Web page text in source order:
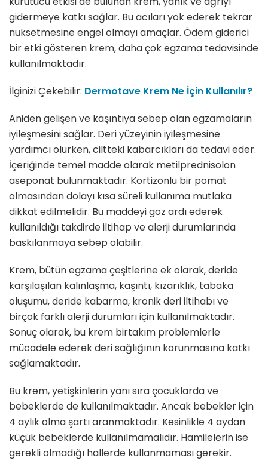
gidermeye katkı sağlar. Bu acıları yok ederek tekrar
nüksetmesine engel olmayı amaçlar. Ödem giderici
bir etki gösteren krem, daha çok egzama tedavisinde
kullanılmaktadır.
İlginizi Çekebilir: Dermotave Krem Ne İçin Kullanılır?
Aniden gelişen ve kaşıntıya sebep olan egzamaların
iyileşmesini sağlar. Deri yüzeyinin iyileşmesine
yardımcı olurken, ciltteki kabarcıkları da tedavi eder.
İçeriğinde temel madde olarak metilprednisolon
aseponat bulunmaktadır. Kortizonlu bir pomat
olmasından dolayı kısa süreli kullanıma mutlaka
dikkat edilmelidir. Bu maddeyi göz ardı ederek
kullanıldığı takdirde iltihap ve alerji durumlarında
baskılanmaya sebep olabilir.
Krem, bütün egzama çeşitlerine ek olarak, deride
karşılaşılan kalınlaşma, kaşıntı, kızarıklık, tabaka
oluşumu, deride kabarma, kronik deri iltihabı ve
birçok farklı alerji durumları için kullanılmaktadır.
Sonuç olarak, bu krem birtakım problemlerle
mücadele ederek deri sağlığının korunmasına katkı
sağlamaktadır.
Bu krem, yetişkinlerin yanı sıra çocuklarda ve
bebeklerde de kullanılmaktadır. Ancak bebekler için
4 aylık olma şartı aranmaktadır. Kesinlikle 4 aydan
küçük bebeklerde kullanılmamalıdır. Hamilelerin ise
gerekli olmadığı hallerde kullanmaması gerekir.